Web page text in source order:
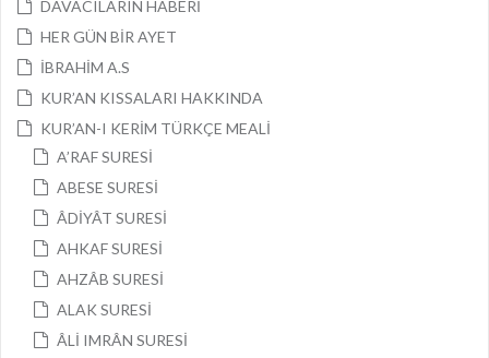
DAVACILARIN HABERİ
HER GÜN BİR AYET
İBRAHİM A.S
KUR’AN KISSALARI HAKKINDA
KUR’AN-I KERİM TÜRKÇE MEALİ
A’RAF SURESİ
ABESE SURESİ
ÂDİYÂT SURESİ
AHKAF SURESİ
AHZÂB SURESİ
ALAK SURESİ
ÂLİ IMRÂN SURESİ